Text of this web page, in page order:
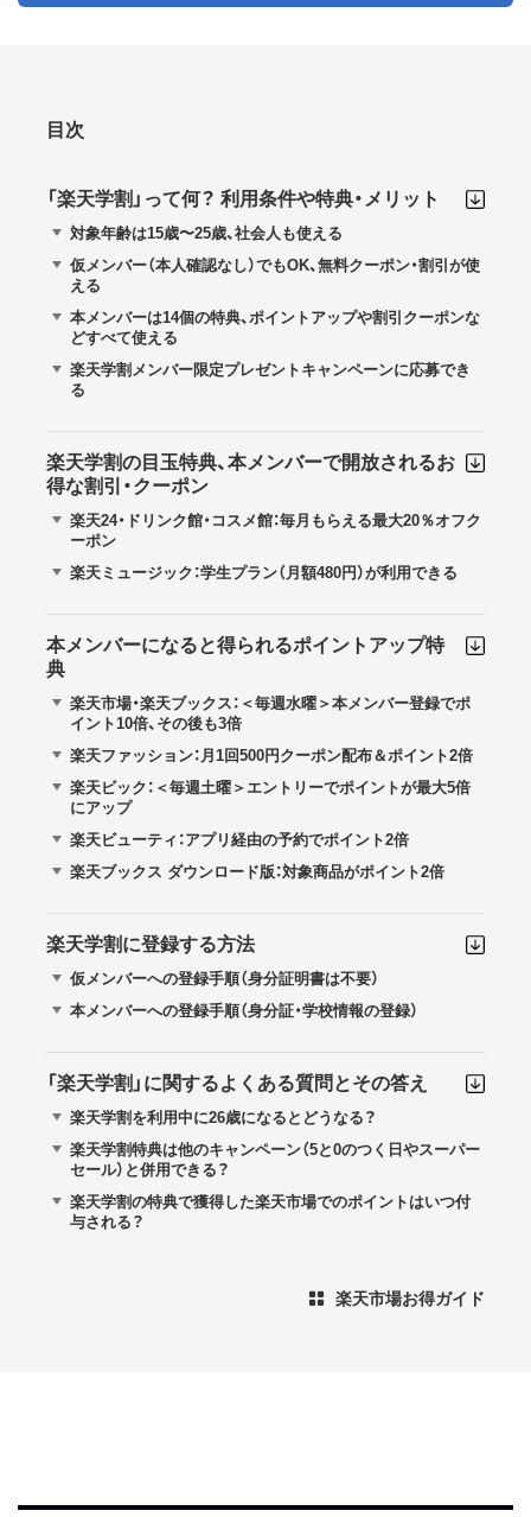
目次
「楽天学割」って何？ 利用条件や特典・メリット
対象年齢は15歳〜25歳、社会人も使える
仮メンバー（本人確認なし）でもOK、無料クーポン・割引が使
える
本メンバーは14個の特典、ポイントアップや割引クーポンな
どすべて使える
楽天学割メンバー限定プレゼントキャンペーンに応募でき
る
楽天学割の目玉特典、本メンバーで開放されるお
得な割引・クーポン
楽天24・ドリンク館・コスメ館：毎月もらえる最大20％オフク
ーポン
楽天ミュージック：学生プラン（月額480円）が利用できる
本メンバーになると得られるポイントアップ特
典
楽天市場・楽天ブックス：＜毎週水曜＞本メンバー登録でポ
イント10倍、その後も3倍
楽天ファッション：月1回500円クーポン配布＆ポイント2倍
楽天ビック：＜毎週土曜＞エントリーでポイントが最大5倍
にアップ
楽天ビューティ：アプリ経由の予約でポイント2倍
楽天ブックス ダウンロード版：対象商品がポイント2倍
楽天学割に登録する方法
仮メンバーへの登録手順（身分証明書は不要）
本メンバーへの登録手順（身分証・学校情報の登録）
「楽天学割」に関するよくある質問とその答え
楽天学割を利用中に26歳になるとどうなる？
楽天学割特典は他のキャンペーン（5と0のつく日やスーパー
セール）と併用できる？
楽天学割の特典で獲得した楽天市場でのポイントはいつ付
与される？
楽天市場お得ガイド